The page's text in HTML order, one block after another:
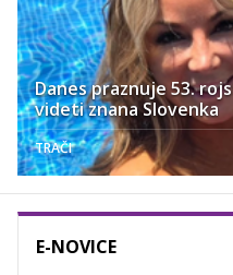
Danes praznuje 53.
videti znana Slovenka
TRAČI
E-NOVICE